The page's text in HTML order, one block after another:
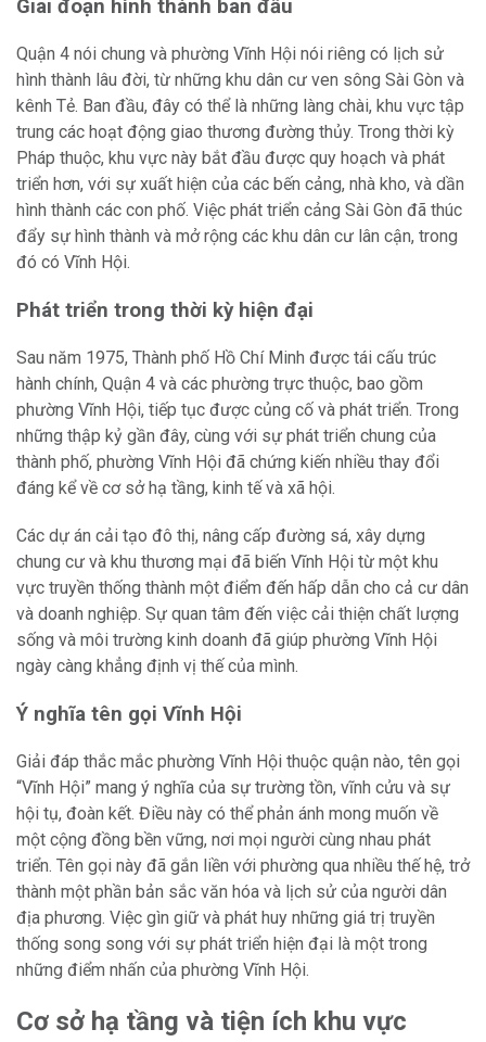
Giai đoạn hình thành ban đầu
Quận 4 nói chung và phường Vĩnh Hội nói riêng có lịch sử
hình thành lâu đời, từ những khu dân cư ven sông Sài Gòn và
kênh Tẻ. Ban đầu, đây có thể là những làng chài, khu vực tập
trung các hoạt động giao thương đường thủy. Trong thời kỳ
Pháp thuộc, khu vực này bắt đầu được quy hoạch và phát
triển hơn, với sự xuất hiện của các bến cảng, nhà kho, và dần
hình thành các con phố. Việc phát triển cảng Sài Gòn đã thúc
đẩy sự hình thành và mở rộng các khu dân cư lân cận, trong
đó có Vĩnh Hội.
Phát triển trong thời kỳ hiện đại
Sau năm 1975, Thành phố Hồ Chí Minh được tái cấu trúc
hành chính, Quận 4 và các phường trực thuộc, bao gồm
phường Vĩnh Hội, tiếp tục được củng cố và phát triển. Trong
những thập kỷ gần đây, cùng với sự phát triển chung của
thành phố, phường Vĩnh Hội đã chứng kiến nhiều thay đổi
đáng kể về cơ sở hạ tầng, kinh tế và xã hội.
Các dự án cải tạo đô thị, nâng cấp đường sá, xây dựng
chung cư và khu thương mại đã biến Vĩnh Hội từ một khu
vực truyền thống thành một điểm đến hấp dẫn cho cả cư dân
và doanh nghiệp. Sự quan tâm đến việc cải thiện chất lượng
sống và môi trường kinh doanh đã giúp phường Vĩnh Hội
ngày càng khẳng định vị thế của mình.
Ý nghĩa tên gọi Vĩnh Hội
Giải đáp thắc mắc phường Vĩnh Hội thuộc quận nào, tên gọi
“Vĩnh Hội” mang ý nghĩa của sự trường tồn, vĩnh cửu và sự
hội tụ, đoàn kết. Điều này có thể phản ánh mong muốn về
một cộng đồng bền vững, nơi mọi người cùng nhau phát
triển. Tên gọi này đã gắn liền với phường qua nhiều thế hệ, trở
thành một phần bản sắc văn hóa và lịch sử của người dân
địa phương. Việc gìn giữ và phát huy những giá trị truyền
thống song song với sự phát triển hiện đại là một trong
những điểm nhấn của phường Vĩnh Hội.
Cơ sở hạ tầng và tiện ích khu vực